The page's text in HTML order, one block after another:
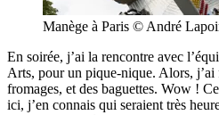
Manège à Paris © André
En soirée, j’ai la rencontre avec
Arts, pour un pique-nique. Alors, j’ai
fromages, et des baguettes. Wow !
ici, j’en connais qui seraient très